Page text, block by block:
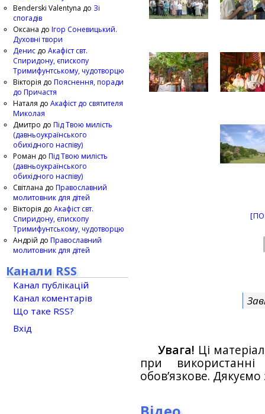
Увага! Ці
при
обов’язкове.
Benderski Valentyna до Зі
спогадів
Оксана до Ігор Соневицький.
Духовні твори
Денис до Акафіст свт.
Спиридону, єпископу
Тримифунтському, чудотворцю
Вікторія до Пояснення, поради
до Причастя
Наталя до Акафіст до святителя
Миколая
Дмитро до Під Твою милість
(давньоукраїнського
обихідного наспіву)
Роман до Під Твою милість
(давньоукраїнського
обихідного наспіву)
Світлана до Православний
молитовник для дітей
Вікторія до Акафіст свт.
Спиридону, єпископу
Тримифунтському, чудотворцю
Андрій до Православний
молитовник для дітей
Канали RSS
Канал публікацій
Канал коментарів
Що таке RSS?
Вхід